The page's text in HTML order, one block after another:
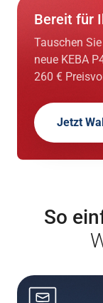
Bereit für
Tauschen
neue KEBA
260 €
Jetzt
So